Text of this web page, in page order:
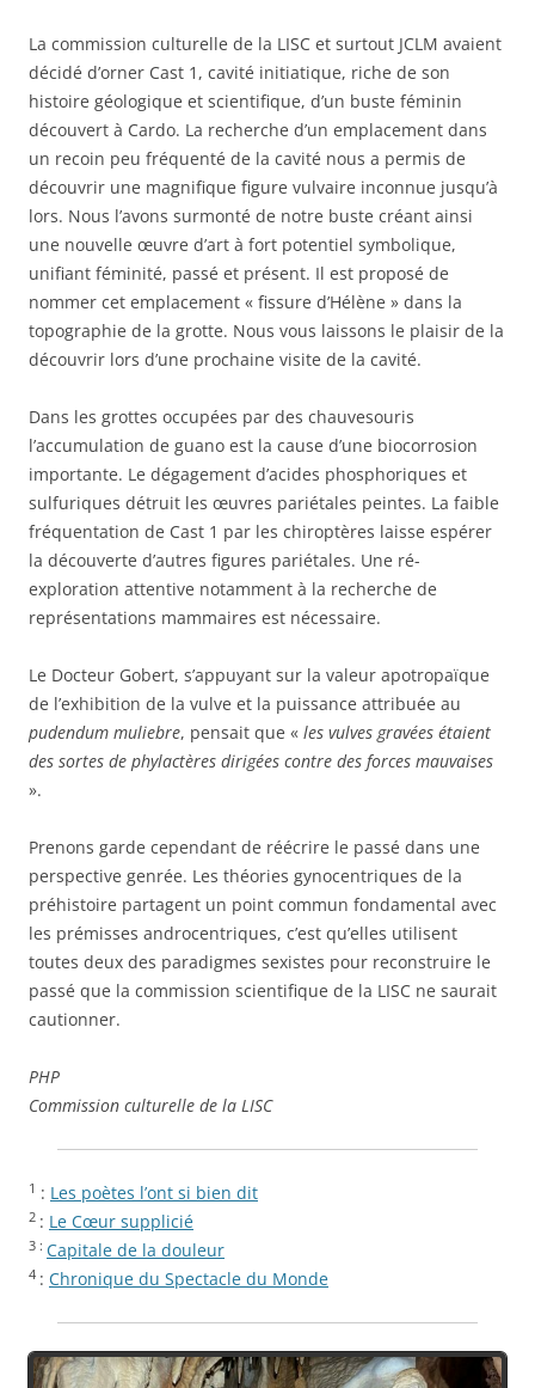
La commission culturelle de la LISC et surtout JCLM avaient
décidé d’orner Cast 1, cavité initiatique, riche de son
histoire géologique et scientifique, d’un buste féminin
découvert à Cardo. La recherche d’un emplacement dans
un recoin peu fréquenté de la cavité nous a permis de
découvrir une magnifique figure vulvaire inconnue jusqu’à
lors. Nous l’avons surmonté de notre buste créant ainsi
une nouvelle œuvre d’art à fort potentiel symbolique,
unifiant féminité, passé et présent. Il est proposé de
nommer cet emplacement « fissure d’Hélène » dans la
topographie de la grotte. Nous vous laissons le plaisir de la
découvrir lors d’une prochaine visite de la cavité.
Dans les grottes occupées par des chauvesouris
l’accumulation de guano est la cause d’une biocorrosion
importante. Le dégagement d’acides phosphoriques et
sulfuriques détruit les œuvres pariétales peintes. La faible
fréquentation de Cast 1 par les chiroptères laisse espérer
la découverte d’autres figures pariétales. Une ré-
exploration attentive notamment à la recherche de
représentations mammaires est nécessaire.
Le Docteur Gobert, s’appuyant sur la valeur apotropaïque
de l’exhibition de la vulve et la puissance attribuée au
pudendum muliebre, pensait que « les vulves gravées étaient
des sortes de phylactères dirigées contre des forces mauvaises
».
Prenons garde cependant de réécrire le passé dans une
perspective genrée. Les théories gynocentriques de la
préhistoire partagent un point commun fondamental avec
les prémisses androcentriques, c’est qu’elles utilisent
toutes deux des paradigmes sexistes pour reconstruire le
passé que la commission scientifique de la LISC ne saurait
cautionner.
PHP
Commission culturelle de la LISC
1 : Les poètes l’ont si bien dit
2 : Le Cœur supplicié
3 : Capitale de la douleur
4 : Chronique du Spectacle du Monde